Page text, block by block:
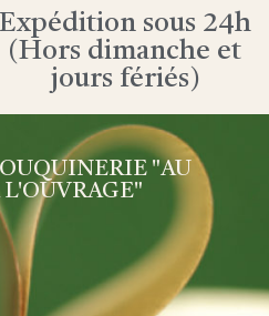
Expédition sous 24h
(Hors dimanche et
jours fériés)
"AU
L'OUVRAGE"